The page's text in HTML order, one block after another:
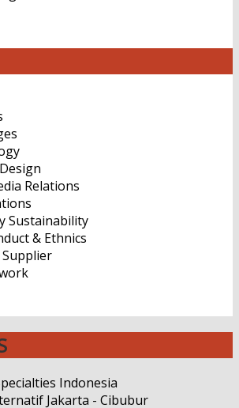
Relations
Sustainability
& Ethnics
Indonesia
Jakarta - Cibubur